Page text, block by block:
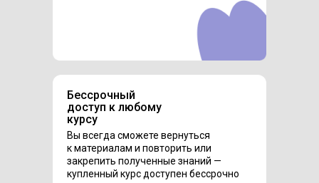
Бессрочный
доступ к любому
курсу
Вы всегда сможете вернуться
к материалам и повторить или
закрепить полученные знаний —
купленный курс доступен бессрочно